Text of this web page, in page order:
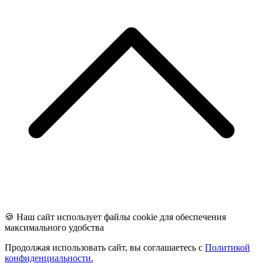
🍪 Наш сайт использует файлы cookie для обеспечения
максимального удобства
Продолжая использовать сайт, вы соглашаетесь с Политикой
конфиденциальности.